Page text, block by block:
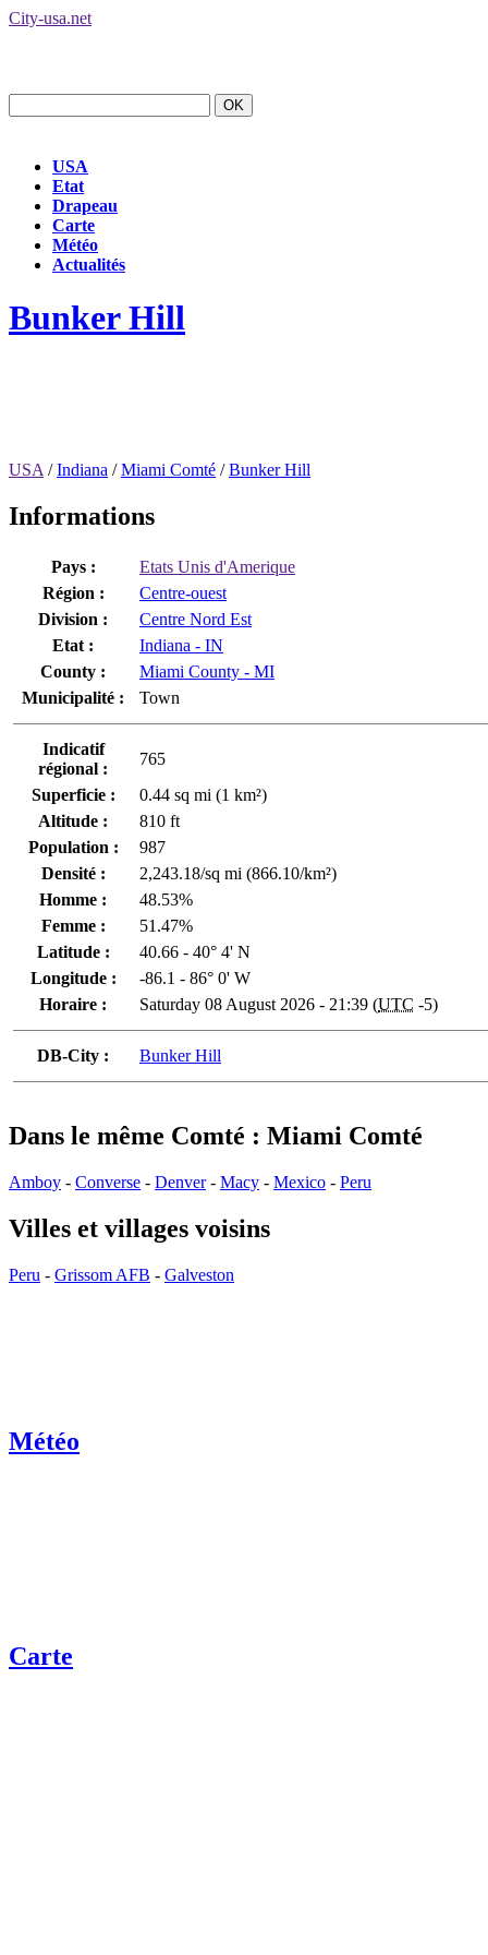
City-usa.net
USA
Etat
Drapeau
Carte
Météo
Actualités
Bunker Hill
USA /Indiana /Miami Comté /Bunker Hill
Informations
Pays :
Etats Unis d'Amerique
Région :
Centre-ouest
Division :
Centre Nord Est
Etat :
Indiana - IN
County :
Miami County - MI
Municipalité :
Town
Indicatif
régional :
765
Superficie :
0.44 sq mi (1 km²)
Altitude :
810 ft
Population :
987
Densité :
2,243.18/sq mi (866.10/km²)
Homme :
48.53%
Femme :
51.47%
Latitude :
40.66 - 40° 4' N
Longitude :
-86.1 - 86° 0' W
Horaire :
Saturday 08 August 2026 - 21:39 (UTC -5)
DB-City : Bunker Hill
Dans le même Comté : Miami Comté
Amboy - Converse - Denver- Macy - Mexico - Peru
Villes et villages voisins
Peru - Grissom AFB - Galveston
Météo
Carte